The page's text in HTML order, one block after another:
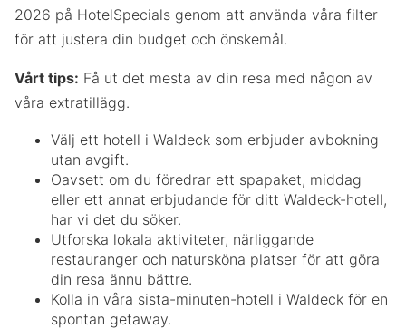
2026 på HotelSpecials genom att använda våra filter
för att justera din budget och önskemål.
Vårt tips: Få ut det mesta av din resa med någon av
våra extratillägg.
Välj ett hotell i Waldeck som erbjuder avbokning
utan avgift.
Oavsett om du föredrar ett spapaket, middag
eller ett annat erbjudande för ditt Waldeck-hotell,
har vi det du söker.
Utforska lokala aktiviteter, närliggande
restauranger och natursköna platser för att göra
din resa ännu bättre.
Kolla in våra sista-minuten-hotell i Waldeck för en
spontan getaway.